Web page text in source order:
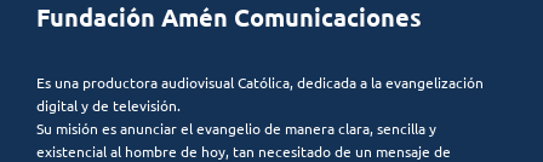
Fundación Amén Comunicaciones
Es una productora audiovisual Católica, dedicada a la evangelización
digital y de televisión.
Su misión es anunciar el evangelio de manera clara, sencilla y
existencial al hombre de hoy, tan necesitado de un mensaje de